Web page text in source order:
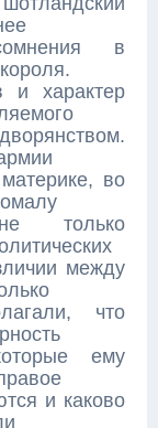
в
характер
во
только
между
что
ему
и каково